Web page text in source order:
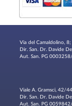
Via del Camaldolino,
Dir. San. Dr. Davide
Aut. San. PG
Viale A. Gramsci, 42/
Dir. San. Dr. Davide
Aut. San. PG